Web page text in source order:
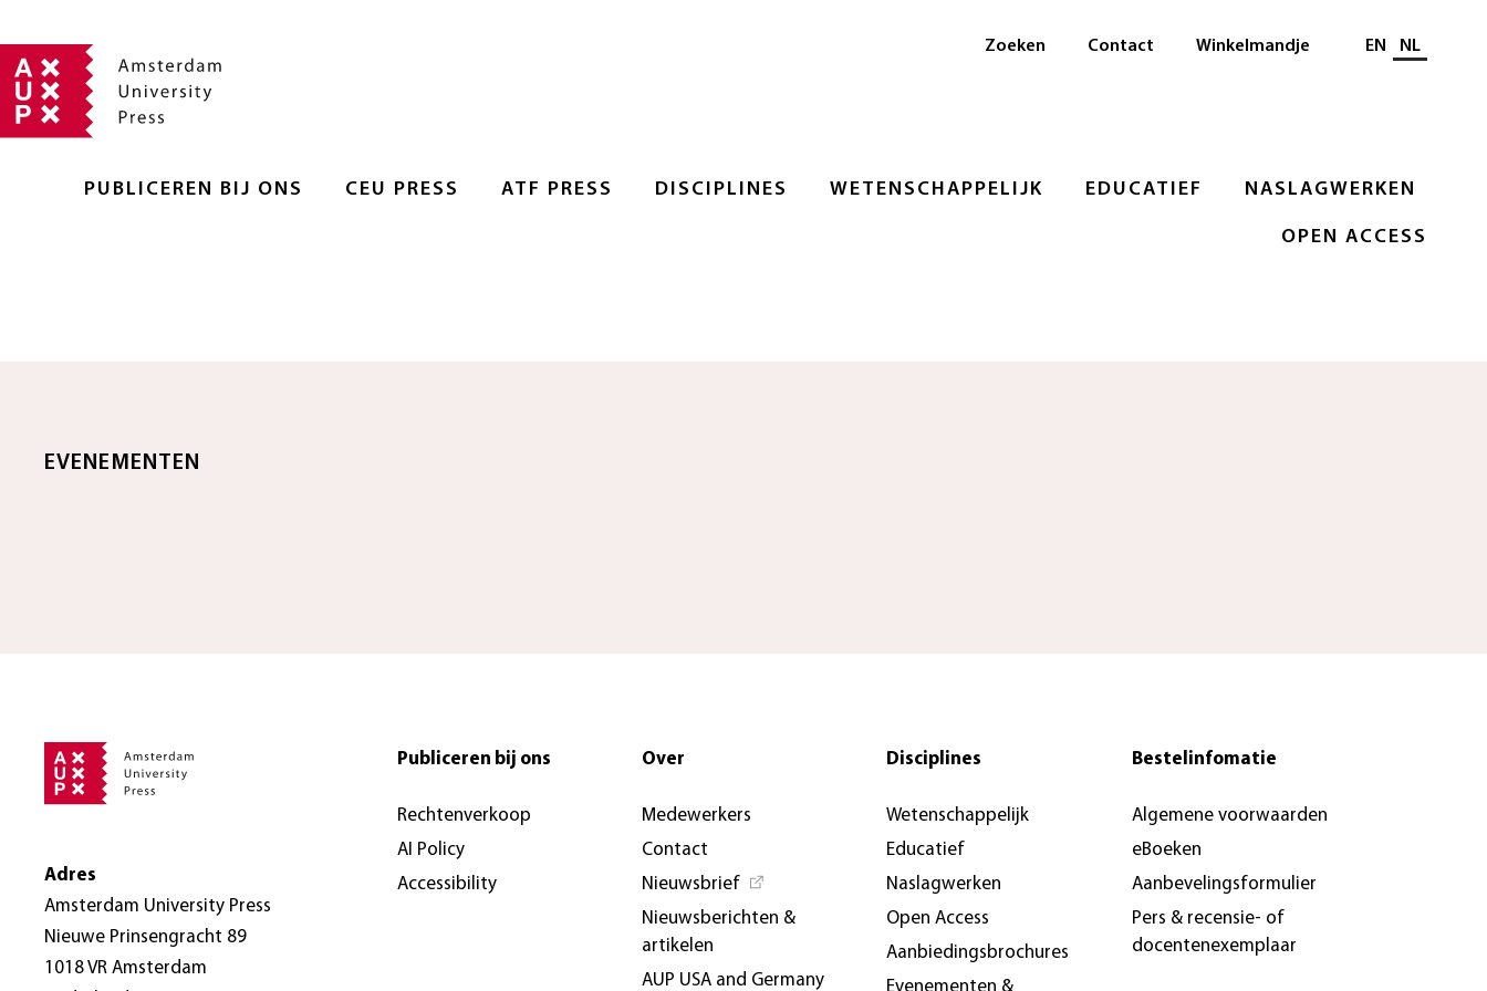
PUBLICEREN BIJ ONS CEU PRESS ATF PRESS DISCIPLINES WETENSCHAPPELIJK EDUCATIEF NASLAGWERKEN
OPEN ACCESS
Zoeken Contact Winkelmandje Selecteer taal
EN NL
EVENEMENTEN
Adres
Amsterdam University Press
Nieuwe Prinsengracht 89
1018 VR Amsterdam
Publiceren bij ons
Rechtenverkoop
AI Policy
Accessibility
Over
Medewerkers
Contact
Nieuwsbrief
Nieuwsberichten &
artikelen
AUP USA and Germany
Disciplines
Wetenschappelijk
Educatief
Naslagwerken
Open Access
Aanbiedingsbrochures
Evenementen &
Bestelinfomatie
Algemene voorwaarden
eBoeken
Aanbevelingsformulier
Pers & recensie- of
docentenexemplaar